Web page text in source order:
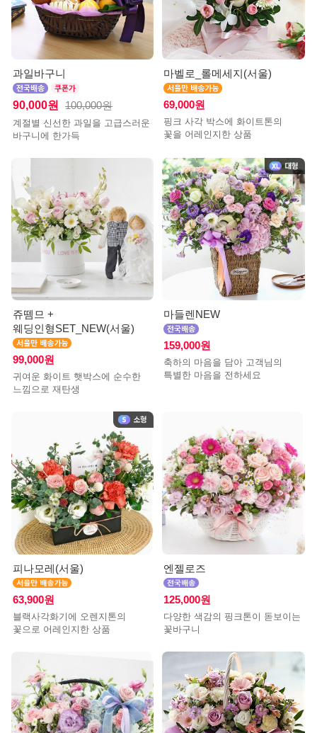
과일바구니
90,000원 100,000원
계절별 신선한 과일을 고급스러운
바구니에 한가득
마벨로_롤메세지(서울)
69,000원
핑크 사각 박스에 화이트톤의
꽃을 어레인지한 상품
쥬뗌므 +
웨딩인형SET_NEW(서울)
99,000원
귀여운 화이트 햇박스에 순수한
느낌으로 재탄생
마들렌NEW
159,000원
축하의 마음을 담아 고객님의
특별한 마음을 전하세요
피나모레(서울)
63,900원
블랙사각화기에 오렌지톤의
꽃으로 어레인지한 상품
엔젤로즈
125,000원
다양한 색감의 핑크톤이 돋보이는
꽃바구니